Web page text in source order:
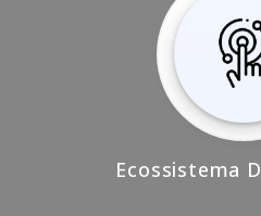
Ecossistema